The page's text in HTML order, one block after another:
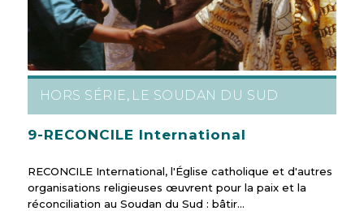
HORS SÉRIE , LE SOUDAN DU SUD
9-RECONCILE International
RECONCILE International, l'Église catholique et d'autres
organisations religieuses œuvrent pour la paix et la
réconciliation au Soudan du Sud : bâtir…